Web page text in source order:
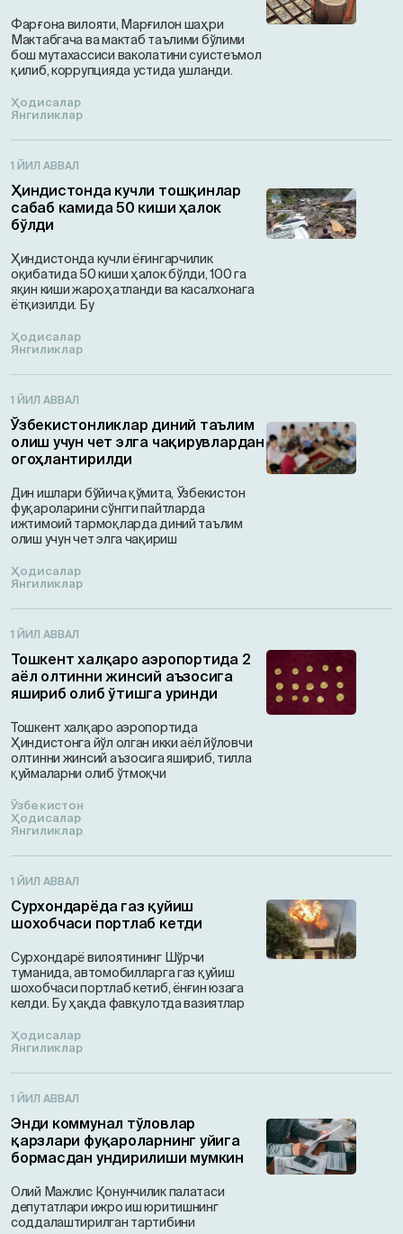
Фарғона вилояти, Марғилон шаҳри
Мактабгача ва мактаб таълими бўлими
бош мутахассиси ваколатини суистеъмол
қилиб, коррупцияда устида ушланди.
Ҳодисалар
Янгиликлар
1 ЙИЛ АВВАЛ
Ҳиндистонда кучли тошқинлар
сабаб камида 50 киши ҳалок
бўлди
Ҳиндистонда кучли ёғингарчилик
оқибатида 50 киши ҳалок бўлди, 100 га
яқин киши жароҳатланди ва касалхонага
ётқизилди. Бу
Ҳодисалар
Янгиликлар
1 ЙИЛ АВВАЛ
Ўзбекистонликлар диний таълим
олиш учун чет элга чақирувлардан
огоҳлантирилди
Дин ишлари бўйича қўмита, Ўзбекистон
фуқароларини сўнгги пайтларда
ижтимоий тармоқларда диний таълим
олиш учун чет элга чақириш
Ҳодисалар
Янгиликлар
1 ЙИЛ АВВАЛ
Тошкент халқаро аэропортида 2
аёл олтинни жинсий аъзосига
яшириб олиб ўтишга уринди
Тошкент халқаро аэропортида
Ҳиндистонга йўл олган икки аёл йўловчи
олтинни жинсий аъзосига яшириб, тилла
қуймаларни олиб ўтмоқчи
Ўзбекистон
Ҳодисалар
Янгиликлар
1 ЙИЛ АВВАЛ
Сурхондарёда газ қуйиш
шохобчаси портлаб кетди
Сурхондарё вилоятининг Шўрчи
туманида, автомобилларга газ қуйиш
шохобчаси портлаб кетиб, ёнғин юзага
келди. Бу ҳақда фавқулотда вазиятлар
Ҳодисалар
Янгиликлар
1 ЙИЛ АВВАЛ
Энди коммунал тўловлар
қарзлари фуқароларнинг уйига
бормасдан ундирилиши мумкин
Олий Мажлис Қонунчилик палатаси
депутатлари ижро иш юритишнинг
соддалаштирилган тартибини